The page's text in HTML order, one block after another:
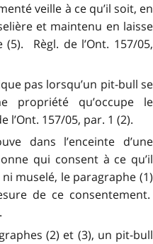
veille à ce qu’il soit, en
et maintenu en laisse
Règl. de l’Ont. 157/05,
pas lorsqu’un pit-bull se
propriété qu’occupe le
157/05, par. 1 (2).
dans l’enceinte d’une
qui consent à ce qu’il
muselé, le paragraphe (1)
de ce consentement.
(2) et (3), un pit-bull